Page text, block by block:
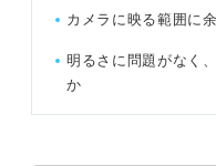
カメラに映る範囲に
明るさに問題がなく
か